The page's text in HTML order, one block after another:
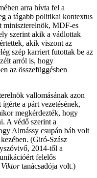
arra hívta fel a
a tágabb politikai kontextus
MDF-es
szerint akik a vádlottak
akik viszont az
szép karriert futottak be az
arról is, hogy
az összefüggésben
vallomásának azon
a párt vezetésének,
megkérdezték, hogy
A védő szerint a
Almássy csupán báb volt
kezében. (Giró-Szász
2014-től a
felelős
tanácsadója volt.)